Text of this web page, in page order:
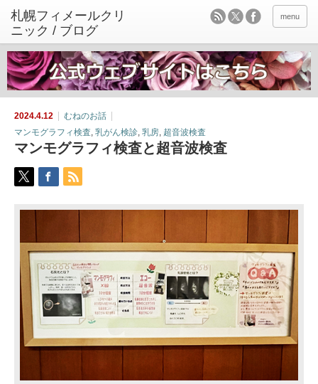
menu
2024.4.12
むねのお話
マンモグラフィ検査, 乳がん検診, 乳房, 超音波検査
マンモグラフィ検査と超音波検査